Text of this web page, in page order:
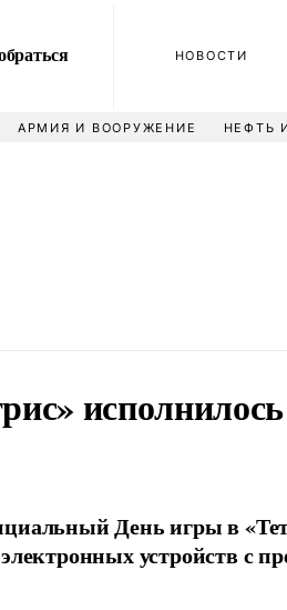
НОВОСТИ
АРМИЯ И ВООРУЖЕНИЕ НЕФТЬ
День игры в
устройств с